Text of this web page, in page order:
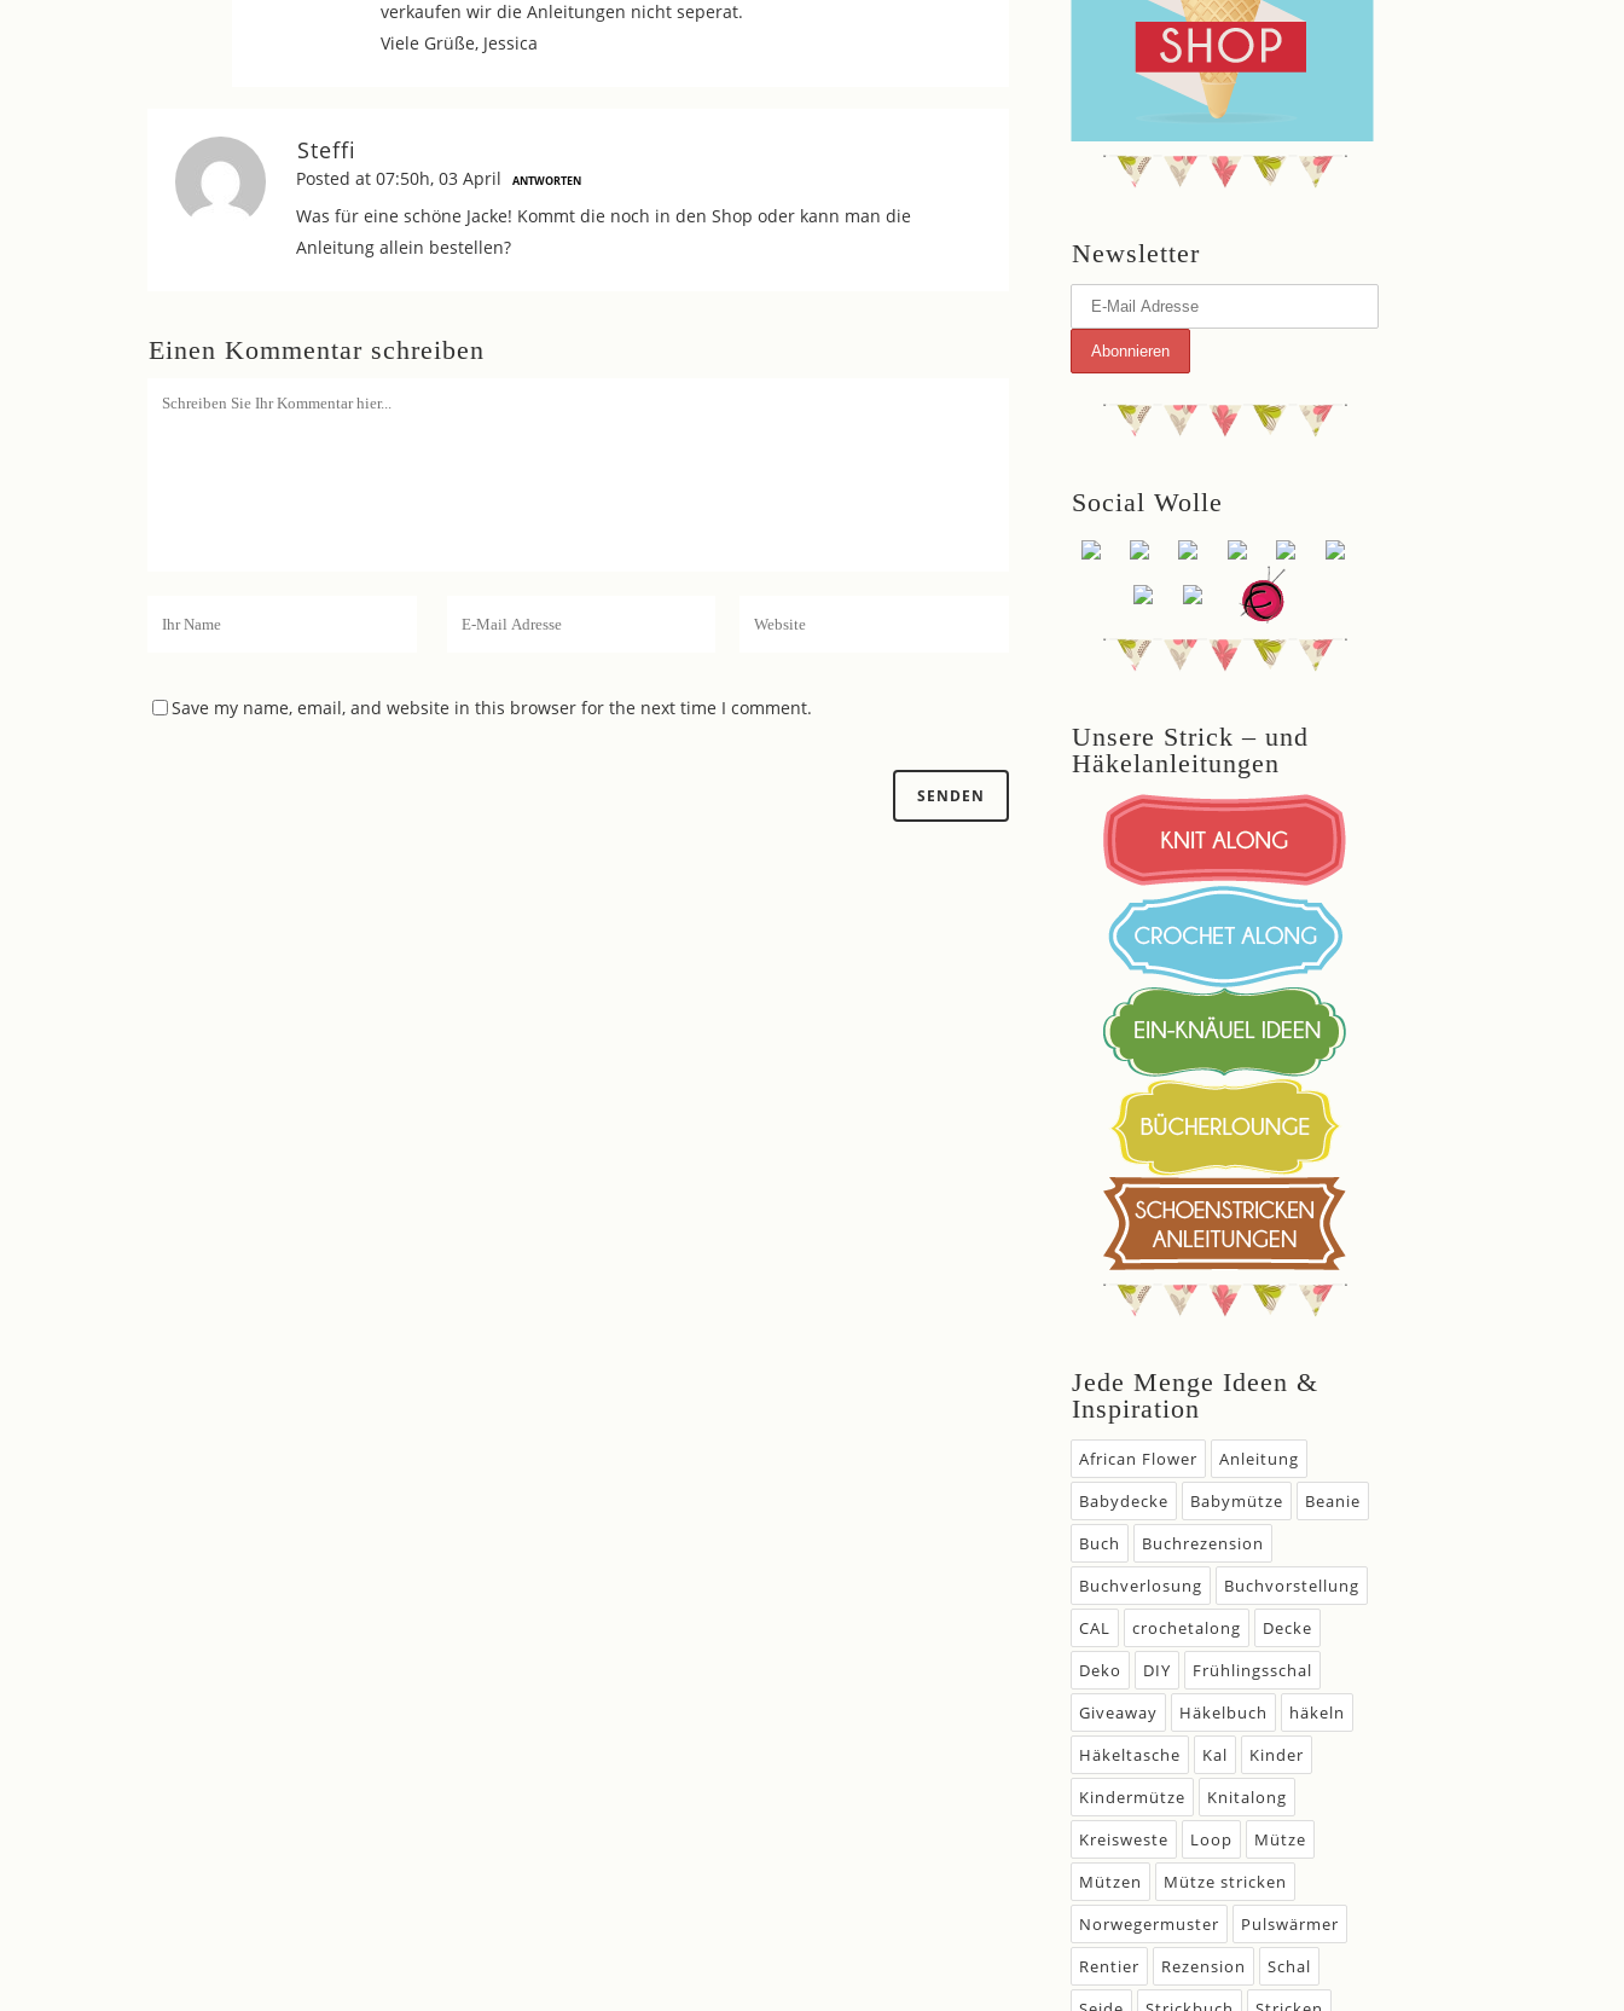
verkaufen wir die Anleitungen nicht seperat.
Viele Grüße, Jessica
Steffi
Posted at 07:50h, 03 April ANTWORTEN
Was für eine schöne Jacke! Kommt die noch in den Shop oder kann man die
Anleitung allein bestellen?
Einen Kommentar schreiben
Save my name, email, and website in this browser for the next time I comment.
Newsletter
Social Wolle
Unsere Strick – und
Häkelanleitungen
Jede Menge Ideen &
Inspiration
African Flower
Anleitung
Babydecke
Babymütze
Beanie
Buch
Buchrezension
Buchverlosung
Buchvorstellung
CAL
crochetalong
Decke
Deko
DIY
Frühlingsschal
Giveaway
Häkelbuch
häkeln
Häkeltasche
Kal
Kinder
Kindermütze
Knitalong
Kreisweste
Loop
Mütze
Mützen
Mütze stricken
Norwegermuster
Pulswärmer
Rentier
Rezension
Schal